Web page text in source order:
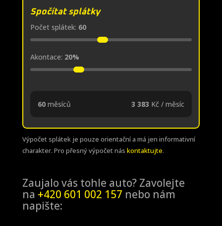
Spočítat splátky
Počet splátek: 60
Akontace: 20%
60měsíců 3 383 Kč / měsíc
Výpočet splátek je pouze orientační a má jen informativní
charakter. Pro přesný výpočet nás kontaktujte.
Zaujalo vás tohle auto? Zavolejte
na +420 601 002 157 nebo nám
napište: